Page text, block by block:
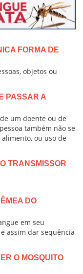
FORMA DE
objetos ou
PASSAR A
um doente ou de
também não se
ou uso de
TRANSMISSOR
DO
em seu
assim dar sequência
O MOSQUITO